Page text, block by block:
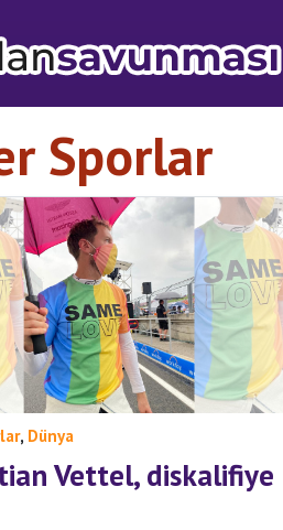
Sporlar
, Dünya
Vettel, diskalifiye